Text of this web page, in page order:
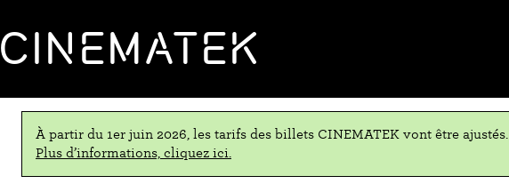
CINEMATEK
À partir du 1er juin 2026, les tarifs des billets CINEMATEK vont être ajustés.
Plus d’informations, cliquez ici.